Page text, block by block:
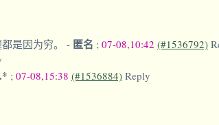
是因为穷。 - 匿名 ; 07-08,10:42 (#1536792)
; 07-08,15:38 (#1536884) Reply